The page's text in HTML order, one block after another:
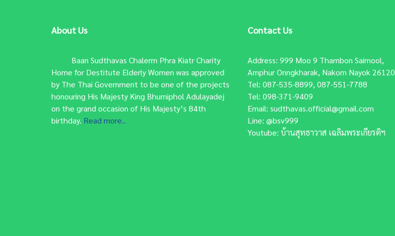
About Us
Baan Sudthavas Chalerm Phra Kiatr Charity
Home for Destitute Elderly Women was approved
by The Thai Government to be one of the projects
honouring His Majesty King Bhumiphol Adulayadej
on the grand occasion of His Majesty’s 84th
birthday. Read more..
Contact Us
Address: 999 Moo 9 Thambon Saimool,
Amphur Onngkharak, Nakorn Nayok 26120
Tel: 087-535-8899, 087-551-7788
Tel: 098-371-9409
Email: sudthavas.official@gmail.com
Line: @bsv999
Youtube: บ้านสุทธาวาส เฉลิมพระเกียรติฯ